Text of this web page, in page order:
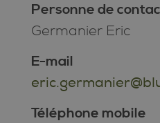
Personne de
Germanier Eric
E-mail
Téléphone mobile